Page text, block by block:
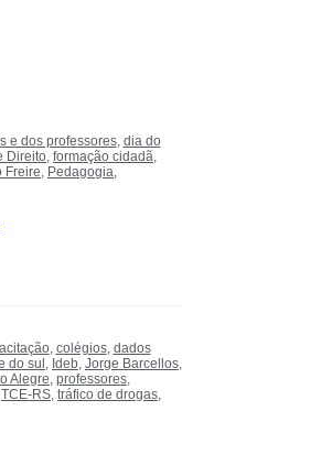
e dos professores, dia do
Direito, formação cidadã,
Freire, Pedagogia,
, colégios, dados
do sul , Ideb, Jorge Barcellos,
Alegre, professores,
TCE-RS, tráfico de drogas,